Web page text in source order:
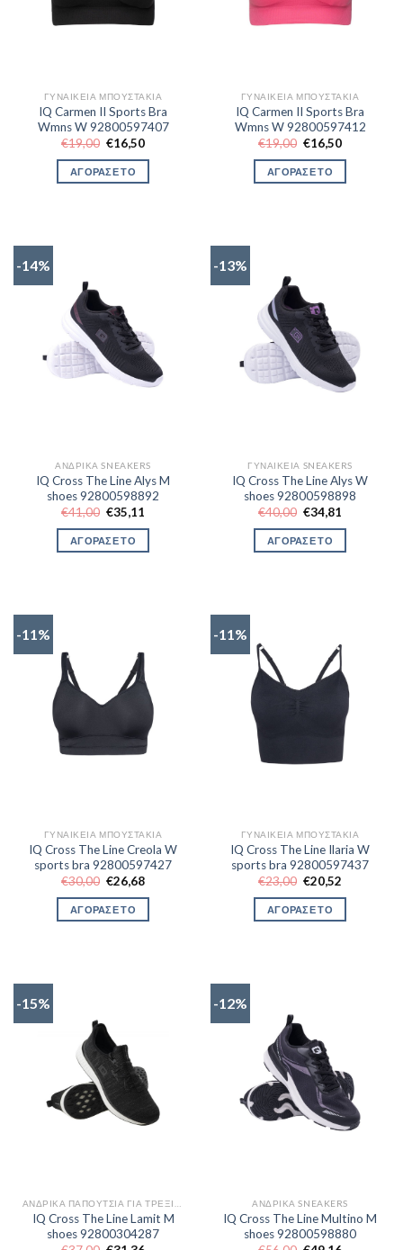
ΓΥΝΑΙΚΕΊΑ ΜΠΟΥΣΤΆΚΙΑ
IQ Carmen II Sports Bra
Wmns W 92800597407
€19,00 Original
price
was:
€19,00.
€16,50Η
τιμή
ΑΓΟΡΑΣΕ ΤΟ
ΓΥΝΑΙΚΕΊΑ ΜΠΟΥΣΤΆΚΙΑ
IQ Carmen II Sports Bra
Wmns W 92800597412
€19,00 Original
price
was:
€19,00.
€16,50Η
τιμή
ΑΓΟΡΑΣΕ ΤΟ
-14%
ΑΝΔΡΙΚΆ SNEAKERS
IQ Cross The Line Alys M
shoes 92800598892
€41,00 Original
price
was:
€41,00.
€35,11
τιμή
ΑΓΟΡΑΣΕ ΤΟ
-13%
ΓΥΝΑΙΚΕΊΑ SNEAKERS
IQ Cross The Line Alys W
shoes 92800598898
€40,00 Original
price
was:
€40,00.
€34,81
τιμή
ΑΓΟΡΑΣΕ ΤΟ
-11%
ΓΥΝΑΙΚΕΊΑ ΜΠΟΥΣΤΆΚΙΑ
IQ Cross The Line Creola W
sports bra 92800597427
€30,00 Original
price
was:
€30,00.
€26,68Η
τιμή
ΑΓΟΡΑΣΕ ΤΟ
-11%
ΓΥΝΑΙΚΕΊΑ ΜΠΟΥΣΤΆΚΙΑ
IQ Cross The Line Ilaria W
sports bra 92800597437
€23,00 Original
price
was:
€23,00.
€20,52
τιμή
ΑΓΟΡΑΣΕ ΤΟ
-15%
IQ Cross The Line Lamit M
shoes 92800304287
-12%
ΑΝΔΡΙΚΆ SNEAKERS
IQ Cross The Line Multino M
shoes 92800598880